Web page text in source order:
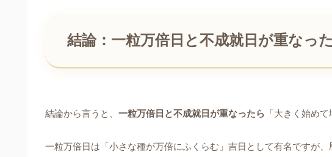
結論：一粒万倍日と不成就日が重なっ
結論から言うと、 一粒万倍日と不成就日が重なったら 「大きく始め
一粒万倍日は「小さな種が万倍にふくらむ」吉日として有名ですが